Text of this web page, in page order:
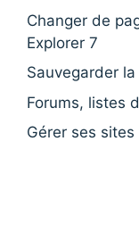
Changer de
Explorer 7
Sauvegarder
Forums, listes
Gérer ses sites